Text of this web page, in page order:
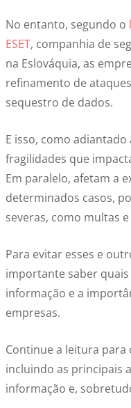
No entanto, segundo o
ESET, companhia de
na Eslováquia, as
refinamento de
sequestro de dados.
E isso, como
fragilidades que
Em paralelo, afetam a
determinados casos,
severas, como multas
Para evitar esses e
importante saber
informação e a
empresas.
Continue a leitura
incluindo as principais
informação e,